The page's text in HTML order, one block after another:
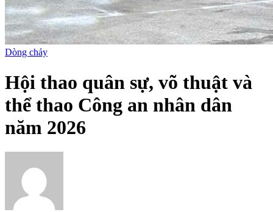
Dòng chảy
Hội thao quân sự, võ thuật và
thể thao Công an nhân dân
năm 2026